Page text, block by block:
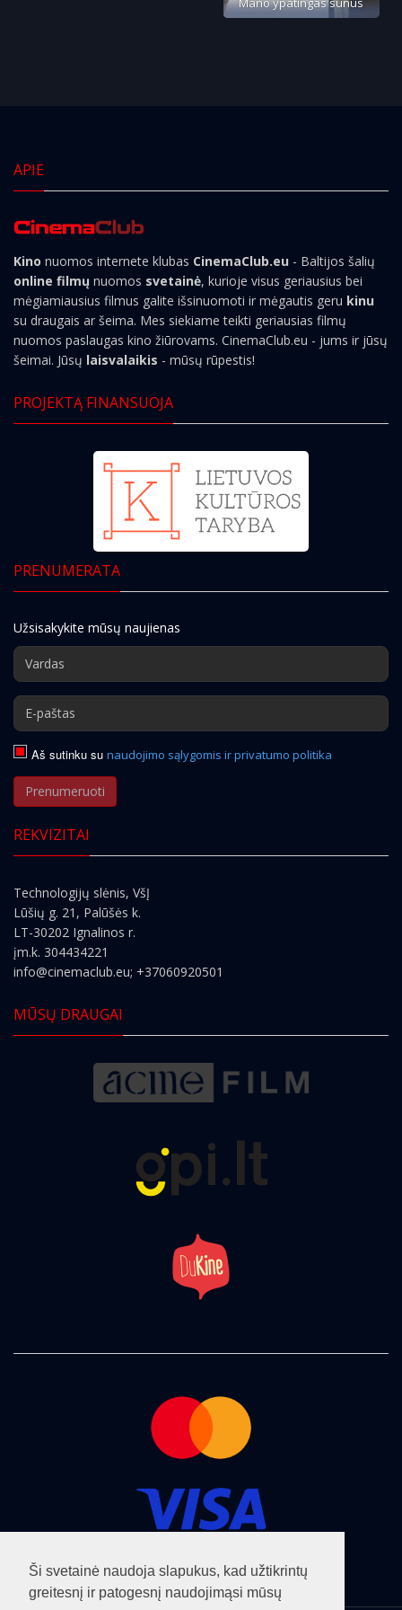
Ši svetainė naudoja slapukus, kad užtikrintų
greitesnį ir patogesnį naudojimąsi mūsų
APIE
Kino nuomos internete klubas CinemaClub.eu - Baltijos šalių
online filmų nuomos svetainė, kurioje visus geriausius bei
mėgiamiausius filmus galite išsinuomoti ir mėgautis geru kinu
su draugais ar šeima. Mes siekiame teikti geriausias filmų
nuomos paslaugas kino žiūrovams. CinemaClub.eu - jums ir jūsų
šeimai. Jūsų laisvalaikis - mūsų rūpestis!
PROJEKTĄ FINANSUOJA
PRENUMERATA
Užsisakykite mūsų naujienas
Aš sutinku su naudojimo sąlygomis ir privatumo politika
Prenumeruoti
REKVIZITAI
Technologijų slėnis, VšĮ
Lūšių g. 21, Palūšės k.
LT-30202 Ignalinos r.
įm.k. 304434221
info@cinemaclub.eu; +37060920501
MŪSŲ DRAUGAI